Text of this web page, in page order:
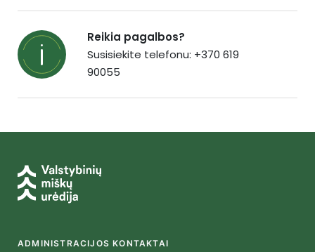
Reikia pagalbos?
Susisiekite telefonu: +370 619
90055
ADMINISTRACIJOS KONTAKTAI